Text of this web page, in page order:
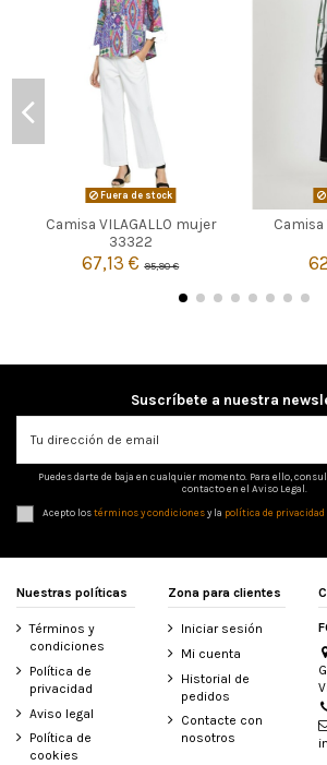
Fuera de stock
Camisa VILAGALLO mujer
33322
67,13 €95,90 €
 Agotado
Camisa
Suscríbete a nuestra
Puedes darte de baja en cualquier momento. Para ello,
contacto en el Aviso Legal.
Acepto lostérminos y condicionesy la política de privacidad
Nuestras políticas
Términos y
condiciones
Política de
privacidad
Aviso legal
Política de
cookies
Zona para clientes
Iniciar sesión
Mi cuenta
Historial de
pedidos
Contacte con
nosotros